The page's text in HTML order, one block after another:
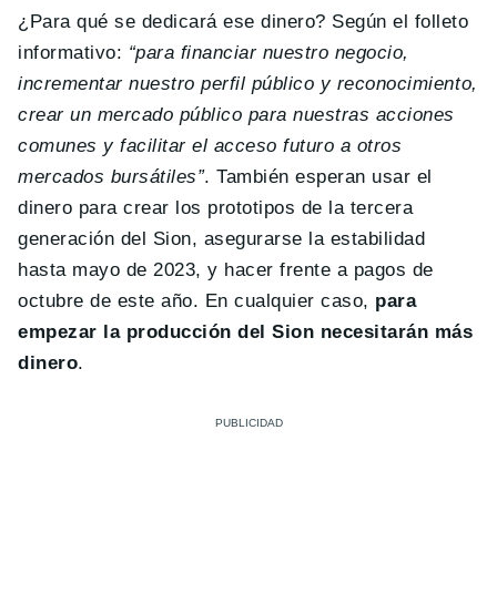
¿Para qué se dedicará ese dinero? Según el folleto
informativo: “para financiar nuestro negocio,
incrementar nuestro perfil público y reconocimiento,
crear un mercado público para nuestras acciones
comunes y facilitar el acceso futuro a otros
mercados bursátiles”. También esperan usar el
dinero para crear los prototipos de la tercera
generación del Sion, asegurarse la estabilidad
hasta mayo de 2023, y hacer frente a pagos de
octubre de este año. En cualquier caso, para
empezar la producción del Sion necesitarán más
dinero.